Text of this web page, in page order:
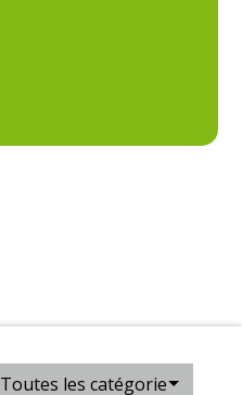
Toutes les catégories